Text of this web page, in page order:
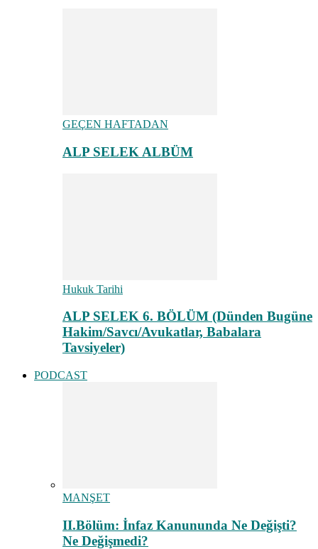
GEÇEN HAFTADAN
ALP SELEK ALBÜM
Hukuk Tarihi
ALP SELEK 6. BÖLÜM (Dünden Bugüne
Hakim/Savcı/Avukatlar, Babalara
Tavsiyeler)
PODCAST
MANŞET
II.Bölüm: İnfaz Kanununda Ne Değişti?
Ne Değişmedi?